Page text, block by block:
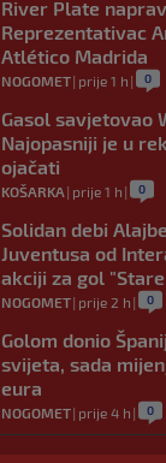
River Plate
Reprezentativac
Atlético Madrida
NOGOMET| prije 1 h | 0
Gasol savjetovao
Najopasniji je u
ojačati
KOŠARKA | prije 1 h | 0
Solidan debi
Juventusa od
akciji za gol
NOGOMET| prije 2 h | 0
Golom donio
svijeta, sada
eura
NOGOMET| prije 4 h | 0
Preminuo otac